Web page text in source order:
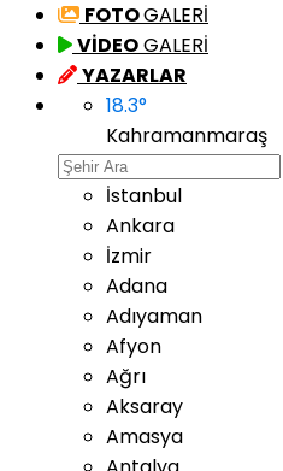
FOTOGALERİ
VİDEOGALERİ
YAZARLAR
18.3°
Kahramanmaraş
İstanbul
Ankara
İzmir
Adana
Adıyaman
Afyon
Ağrı
Aksaray
Amasya